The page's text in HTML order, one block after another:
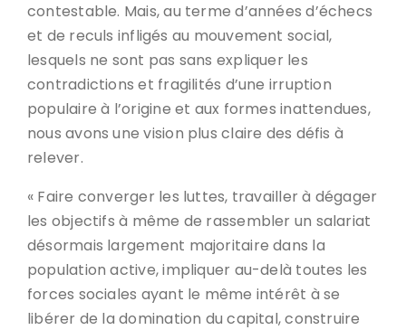
contestable. Mais, au terme d’années d’échecs
et de reculs infligés au mouvement social,
lesquels ne sont pas sans expliquer les
contradictions et fragilités d’une irruption
populaire à l’origine et aux formes inattendues,
nous avons une vision plus claire des défis à
relever.
« Faire converger les luttes, travailler à dégager
les objectifs à même de rassembler un salariat
désormais largement majoritaire dans la
population active, impliquer au-delà toutes les
forces sociales ayant le même intérêt à se
libérer de la domination du capital, construire